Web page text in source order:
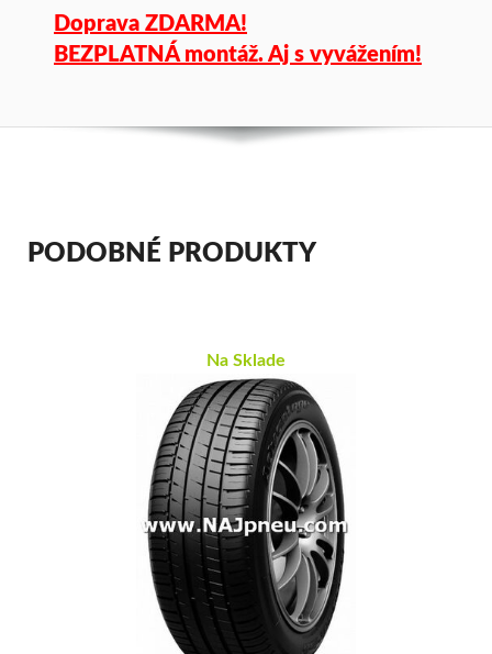
Doprava ZDARMA!
BEZPLATNÁ montáž. Aj s vyvážením!
PODOBNÉ PRODUKTY
Na Sklade